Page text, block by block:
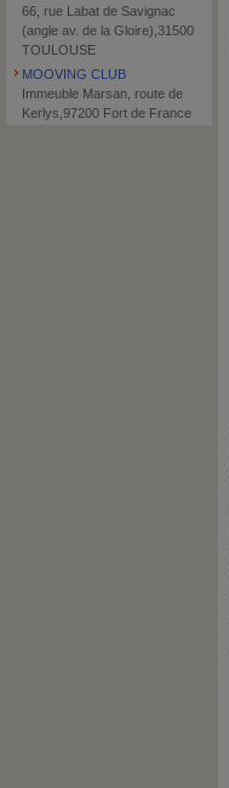
66, rue Labat de Savignac
(angle av. de la Gloire),31500
TOULOUSE
MOOVING CLUB
Immeuble Marsan, route de
Kerlys,97200 Fort de France